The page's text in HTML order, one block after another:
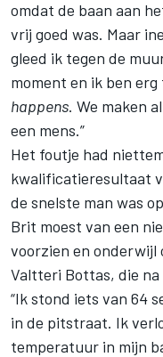
omdat de baan aan
vrij goed was. Maar
gleed ik tegen de
moment en ik ben
happens. We maken
een mens.”
Het foutje had
kwalificatieresultaat
de snelste man was
Brit moest van een
voorzien en onderwijl
Valtteri Bottas, die
“Ik stond iets van 64
in de pitstraat. Ik
temperatuur in mijn